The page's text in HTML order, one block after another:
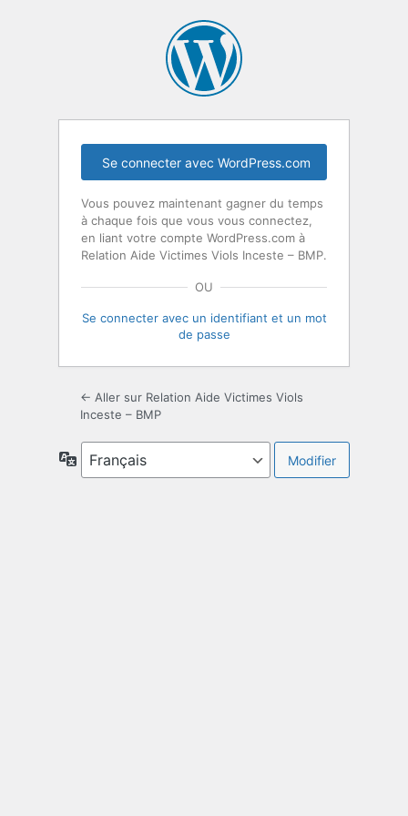
Se connecter avec WordPress.com
Vous pouvez maintenant gagner du temps
à chaque fois que vous vous connectez,
en liant votre compte WordPress.com à
Relation Aide Victimes Viols Inceste – BMP.
OU
Se connecter avec un identifiant et un mot
de passe
← Aller sur Relation Aide Victimes Viols
Inceste – BMP
Langue